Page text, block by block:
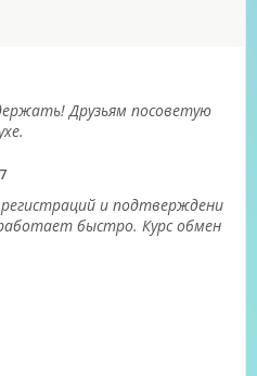
Друзьям посоветую
и подтверждени
быстро. Курс обмен